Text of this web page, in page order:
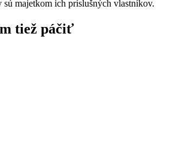
sú majetkom ich príslušných vlastníkov.
tiež páčiť